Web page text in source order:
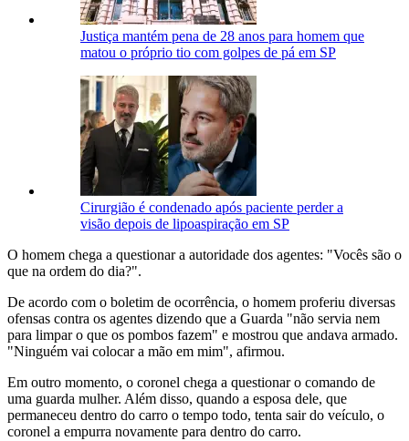
Justiça mantém pena de 28 anos para homem que
matou o próprio tio com golpes de pá em SP
Cirurgião é condenado após paciente perder a
visão depois de lipoaspiração em SP
O homem chega a questionar a autoridade dos agentes: "Vocês são o
que na ordem do dia?".
De acordo com o boletim de ocorrência, o homem proferiu diversas
ofensas contra os agentes dizendo que a Guarda "não servia nem
para limpar o que os pombos fazem" e mostrou que andava armado.
"Ninguém vai colocar a mão em mim", afirmou.
Em outro momento, o coronel chega a questionar o comando de
uma guarda mulher. Além disso, quando a esposa dele, que
permaneceu dentro do carro o tempo todo, tenta sair do veículo, o
coronel a empurra novamente para dentro do carro.